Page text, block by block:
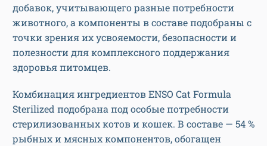
добавок, учитывающего разные потребности
животного, а компоненты в составе подобраны с
точки зрения их усвояемости, безопасности и
полезности для комплексного поддержания
здоровья питомцев.
Комбинация ингредиентов ENSO Cat Formula
Sterilized подобрана под особые потребности
стерилизованных котов и кошек. В составе — 54 %
рыбных и мясных компонентов, обогащен